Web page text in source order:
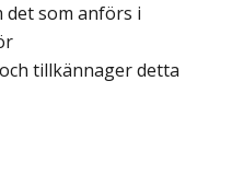
det som anförs i
tillkännager detta